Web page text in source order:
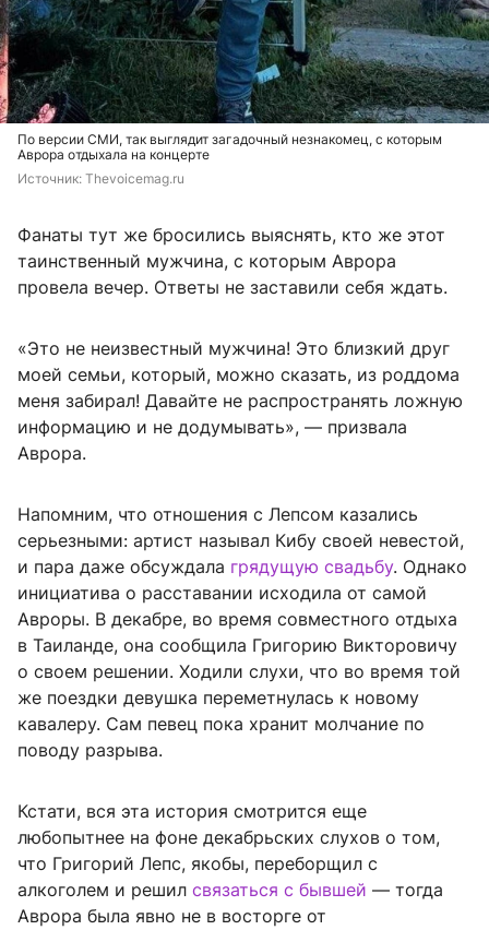
По версии СМИ, так выглядит загадочный незнакомец, с которым
Аврора отдыхала на концерте
Источник: Thevoicemag.ru
Фанаты тут же бросились выяснять, кто же этот
таинственный мужчина, с которым Аврора
провела вечер. Ответы не заставили себя ждать.
«Это не неизвестный мужчина! Это близкий друг
моей семьи, который, можно сказать, из роддома
меня забирал! Давайте не распространять ложную
информацию и не додумывать», — призвала
Аврора.
Напомним, что отношения с Лепсом казались
серьезными: артист называл Кибу своей невестой,
и пара даже обсуждала грядущую свадьбу. Однако
инициатива о расставании исходила от самой
Авроры. В декабре, во время совместного отдыха
в Таиланде, она сообщила Григорию Викторовичу
о своем решении. Ходили слухи, что во время той
же поездки девушка переметнулась к новому
кавалеру. Сам певец пока хранит молчание по
поводу разрыва.
Кстати, вся эта история смотрится еще
любопытнее на фоне декабрьских слухов о том,
что Григорий Лепс, якобы, переборщил с
алкоголем и решил связаться с бывшей — тогда
Аврора была явно не в восторге от